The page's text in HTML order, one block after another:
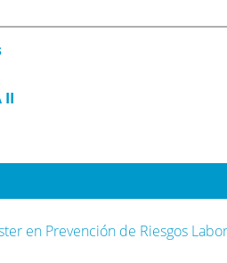
II
en Prevención de Riesgos